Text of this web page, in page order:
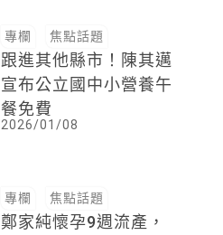
專欄 焦點話題
跟進其他縣市！陳其邁
宣布公立國中小營養午
餐免費
2026/01/08
專欄 焦點話題
鄭家純懷孕9週流產，